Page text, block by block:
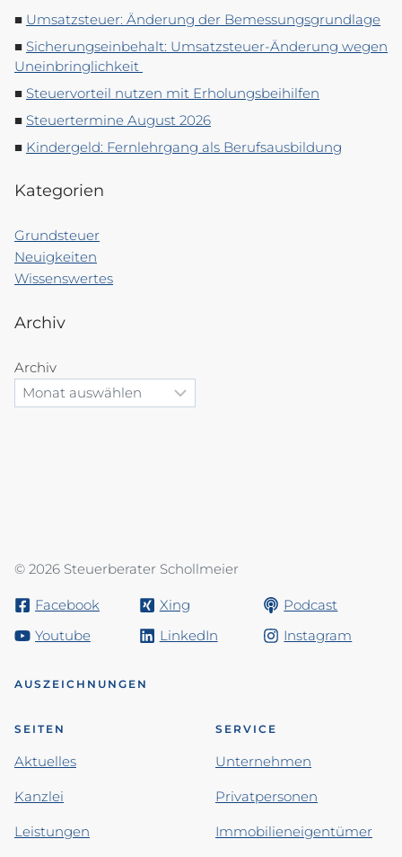
Umsatzsteuer: Änderung der Bemessungsgrundlage
Sicherungseinbehalt: Umsatzsteuer-Änderung wegen
Uneinbringlichkeit
Steuervorteil nutzen mit Erholungsbeihilfen
Steuertermine August 2026
Kindergeld: Fernlehrgang als Berufsausbildung
Kategorien
Grundsteuer
Neuigkeiten
Wissenswertes
Archiv
Archiv
© 2026 Steuerberater Schollmeier
Facebook Xing
Podcast
Youtube
LinkedIn Instagram
AUSZEICHNUNGEN
SEITEN
Aktuelles
Kanzlei
Leistungen
SERVICE
Unternehmen
Privatpersonen
Immobilieneigentümer